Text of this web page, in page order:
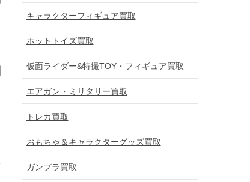
キャラクターフィギュア買取
ホットトイズ買取
仮面ライダー&特撮TOY・フィギュア買取
エアガン・ミリタリー買取
トレカ買取
おもちゃ＆キャラクターグッズ買取
ガンプラ買取